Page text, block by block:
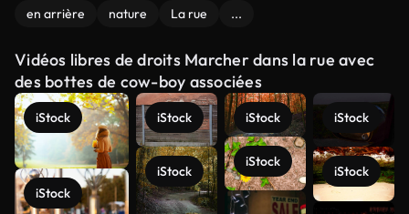
en arrière nature La rue ...
Vidéos libres de droits Marcher dans la rue avec
des bottes de cow-boy associées
iStock
iStock
iStock
iStock
iStock
iStock
iStock
iStock